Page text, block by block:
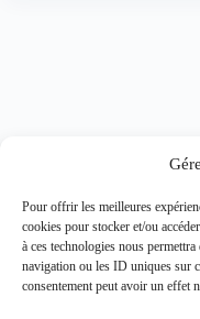
Pour offrir les meilleures
cookies pour stocker et/ou
à ces technologies nous
navigation ou les ID uniques sur
consentement peut avoir un effet